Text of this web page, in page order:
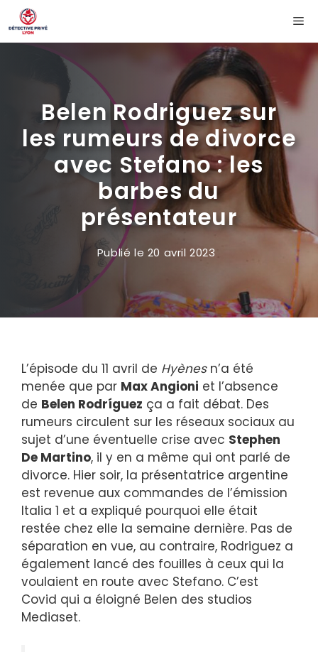
Aller
au
contenu
Belen Rodriguez sur
les rumeurs de divorce
avec Stefano : les
barbes du
présentateur
Publié le 20 avril 2023
L’épisode du 11 avril de Hyènesn’a été
menée que par Max Angioni et l’absence
de Belen Rodríguez ça a fait débat. Des
rumeurs circulent sur les réseaux sociaux au
sujet d’une éventuelle crise avec Stephen
De Martino, il y en a même qui ont parlé de
divorce. Hier soir, la présentatrice argentine
est revenue aux commandes de l’émission
Italia 1 et a expliqué pourquoi elle était
restée chez elle la semaine dernière. Pas de
séparation en vue, au contraire, Rodriguez a
également lancé des fouilles à ceux qui la
voulaient en route avec Stefano. C’est
Covid qui a éloigné Belen des studios
Mediaset.